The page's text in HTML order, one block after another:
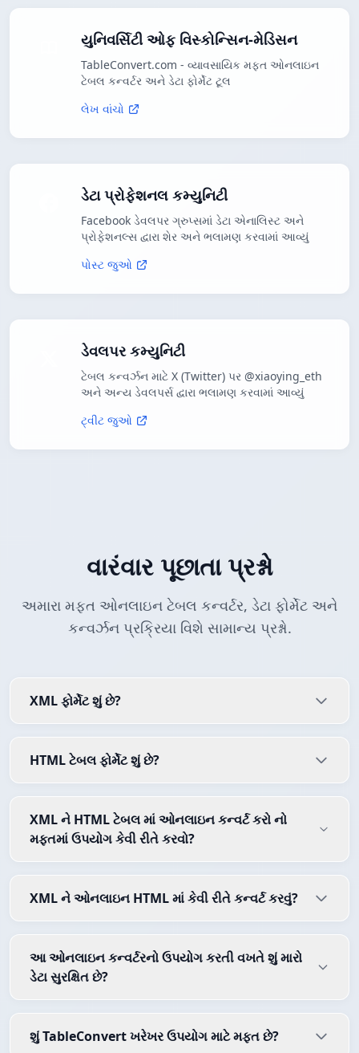
યુનિવર્સિટી ઓફ વિસ્કોન્સિન-મેડિસન
TableConvert.com - વ્યાવસાયિક મફત ઓનલાઇન
ટેબલ કન્વર્ટર અને ડેટા ફોર્મેટ ટૂલ
લેખ વાંચો
ડેટા પ્રોફેશનલ કમ્યુનિટી
Facebook ડેવલપર ગ્રુપ્સમાં ડેટા એનાલિસ્ટ અને
પ્રોફેશનલ્સ દ્વારા શેર અને ભલામણ કરવામાં આવ્યું
પોસ્ટ જુઓ
ડેવલપર કમ્યુનિટી
ટેબલ કન્વર્ઝન માટે X (Twitter) પર @xiaoying_eth
અને અન્ય ડેવલપર્સ દ્વારા ભલામણ કરવામાં આવ્યું
ટ્વીટ જુઓ
વારંવાર પૂછાતા પ્રશ્નો
અમારા મફત ઓનલાઇન ટેબલ કન્વર્ટર, ડેટા ફોર્મેટ અને
કન્વર્ઝન પ્રક્રિયા વિશે સામાન્ય પ્રશ્નો.
XML ફોર્મેટ શું છે?
HTML ટેબલ ફોર્મેટ શું છે?
XML ને HTML ટેબલ માં ઓનલાઇન કન્વર્ટ કરો નો
મફતમાં ઉપયોગ કેવી રીતે કરવો?
XML ને ઓનલાઇન HTML માં કેવી રીતે કન્વર્ટ કરવું?
આ ઓનલાઇન કન્વર્ટરનો ઉપયોગ કરતી વખતે શું મારો
ડેટા સુરક્ષિત છે?
શું TableConvert ખરેખર ઉપયોગ માટે મફત છે?